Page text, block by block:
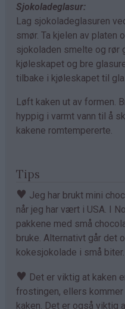
Sjokoladeglasur:
Lag sjokoladeglasuren
smør. Ta kjelen av platen
sjokoladen smelte og rør
kjøleskapet og bre
tilbake i kjøleskapet til
Løft kaken ut av formen.
hyppig i varmt vann til å
kakene romtempererte.
Tips
♥ Jeg har brukt mini
når jeg har vært i USA. I
pakkene med små
bruke. Alternativt går det
kokesjokolade i små biter.
♥ Det er viktig at kaken
frostingen, ellers
kaken. Det er også viktig